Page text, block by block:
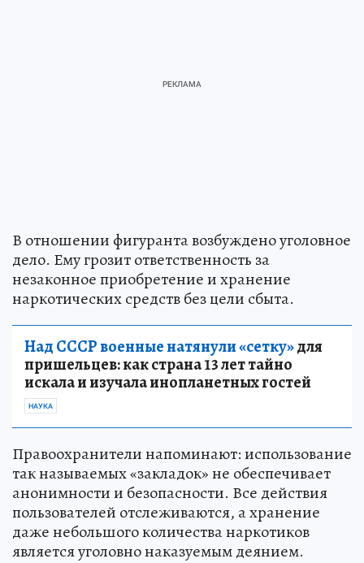
В отношении фигуранта возбуждено уголовное
дело. Ему грозит ответственность за
незаконное приобретение и хранение
наркотических средств без цели сбыта.
Над СССР военные натянули «сетку»для
пришельцев: как страна 13 лет тайно
искала и изучала инопланетных гостей
НАУКА
Правоохранители напоминают: использование
так называемых «закладок» не обеспечивает
анонимности и безопасности. Все действия
пользователей отслеживаются, а хранение
даже небольшого количества наркотиков
является уголовно наказуемым деянием.